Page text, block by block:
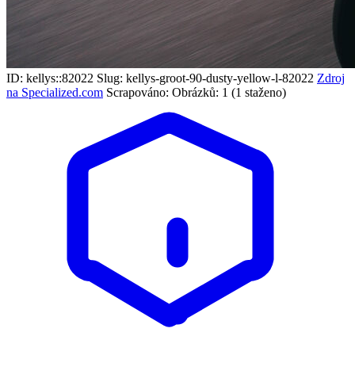
ID: kellys::82022 Slug: kellys-groot-90-dusty-yellow-l-82022 Zdroj
na Specialized.com Scrapováno: Obrázků: 1 (1 staženo)